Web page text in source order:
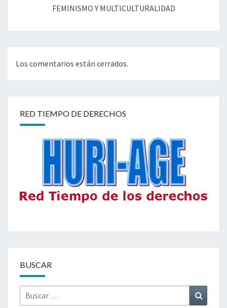
FEMINISMO Y MULTICULTURALIDAD
Los comentarios están cerrados.
RED TIEMPO DE DERECHOS
BUSCAR
Buscar
por: